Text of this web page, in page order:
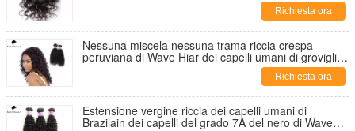
Richiesta ora
Nessuna miscela nessuna trama riccia crespa
peruviana di Wave Hiar dei capelli umani di groviglio
Richiesta ora
Estensione vergine riccia dei capelli umani di
Brazilain dei capelli del grado 7A del nero di Wave